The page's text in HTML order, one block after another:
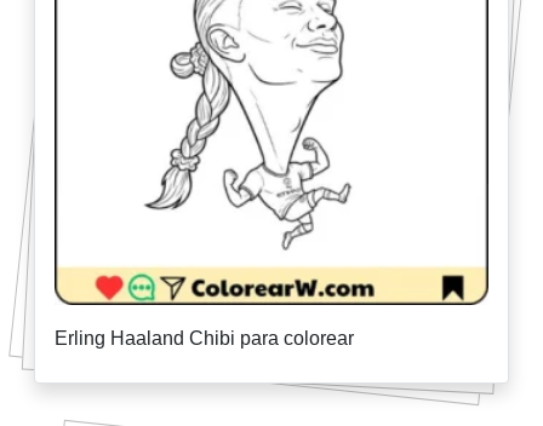
Erling Haaland Chibi para colorear